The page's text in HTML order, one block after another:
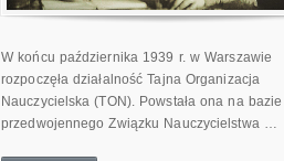
W końcu października 1939 r. w Warszawie
rozpoczęła działalność Tajna Organizacja
Nauczycielska (TON). Powstała ona na bazie
przedwojennego Związku Nauczycielstwa …